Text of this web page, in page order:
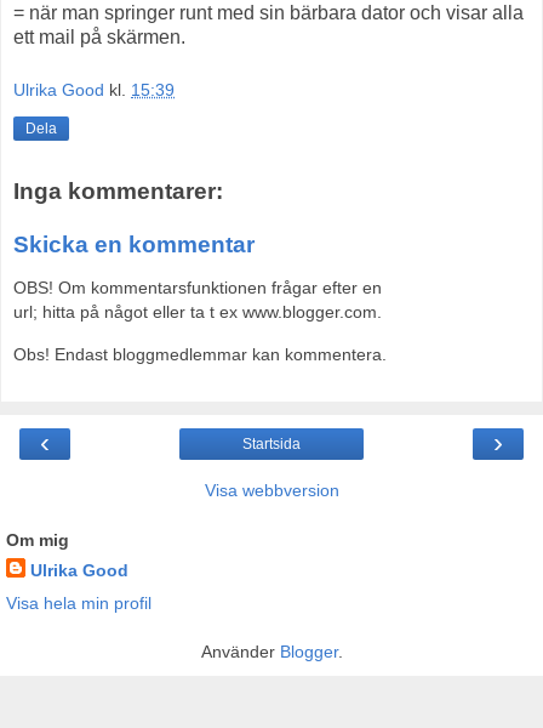
= när man springer runt med sin bärbara dator och visar alla
ett mail på skärmen.
Ulrika Good kl. 15:39
Dela
Inga kommentarer:
Skicka en kommentar
OBS! Om kommentarsfunktionen frågar efter en
url; hitta på något eller ta t ex www.blogger.com.
Obs! Endast bloggmedlemmar kan kommentera.
‹ ›
Startsida
Visa webbversion
Om mig
Ulrika Good
Visa hela min profil
Använder Blogger.